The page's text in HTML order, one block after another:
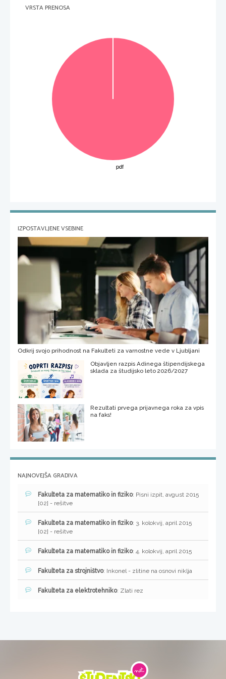
VRSTA PRENOSA
IZPOSTAVLJENE VSEBINE
Odkrij svojo prihodnost na Fakulteti za varnostne vede v Ljubljani
Objavljen razpis Adinega štipendijskega
sklada za študijsko leto 2026/2027
Rezultati prvega prijavnega roka za vpis
na faks!
NAJNOVEJŠA GRADIVA
Fakulteta za matematiko in fiziko: Pisni izpit, avgust 2015
[02] - rešitve
Fakulteta za matematiko in fiziko: 3. kolokvij, april 2015
[02] - rešitve
Fakulteta za matematiko in fiziko: 4. kolokvij, april 2015
Fakulteta za strojništvo: Inkonel - zlitine na osnovi niklja
Fakulteta za elektrotehniko: Zlati rez